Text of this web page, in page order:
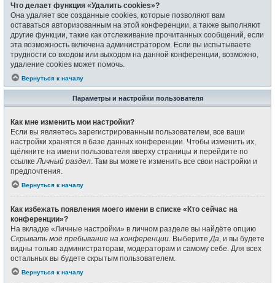
Что делает функция «Удалить cookies»?
Она удаляет все созданные cookies, которые позволяют вам
оставаться авторизованным на этой конференции, а также выполняют
другие функции, такие как отслеживание прочитанных сообщений, если
эта возможность включена администратором. Если вы испытываете
трудности со входом или выходом на данной конференции, возможно,
удаление cookies может помочь.
Вернуться к началу
Параметры и настройки пользователя
Как мне изменить мои настройки?
Если вы являетесь зарегистрированным пользователем, все ваши
настройки хранятся в базе данных конференции. Чтобы изменить их,
щёлкните на имени пользователя вверху страницы и перейдите по
ссылкеЛичный раздел. Там вы можете изменить все свои настройки и
предпочтения.
Вернуться к началу
Как избежать появления моего имени в списке «Кто сейчас на
конференции»?
На вкладке «Личные настройки» в личном разделе вы найдёте опцию
Скрывать моё пребывание на конференции. ВыберитеДа, и вы будете
видны только администраторам, модераторам и самому себе. Для всех
остальных вы будете скрытым пользователем.
Вернуться к началу